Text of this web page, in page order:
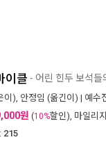
이클 - 어린 힌두 보석들
이), 안정임 (옮긴이) | 예수
원 (10%할인), 마일리지
215